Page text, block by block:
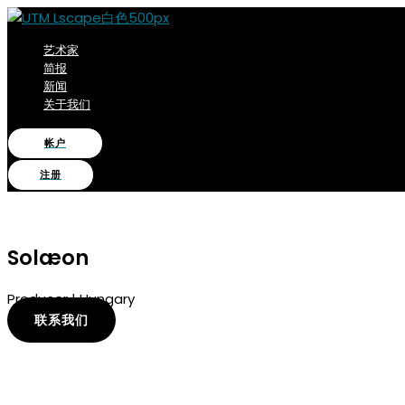
跳
艺术家
简报
新闻
关于我们
帐户
注册
Solæon
Producer | Hungary
联系我们